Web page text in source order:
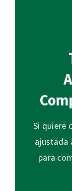
Si quiere
ajustada
para